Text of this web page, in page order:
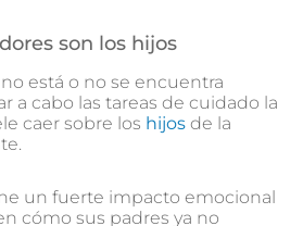
son los hijos
está o no se encuentra
a cabo las tareas de cuidado la
caer sobre los hijos de la
un fuerte impacto emocional
cómo sus padres ya no